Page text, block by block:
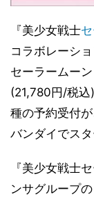
『美少女戦士
コラボレーシ
セーラームー
(21,780円/税
種の予約受付
バンダイでスタ
『美少女戦士
ンサグループ